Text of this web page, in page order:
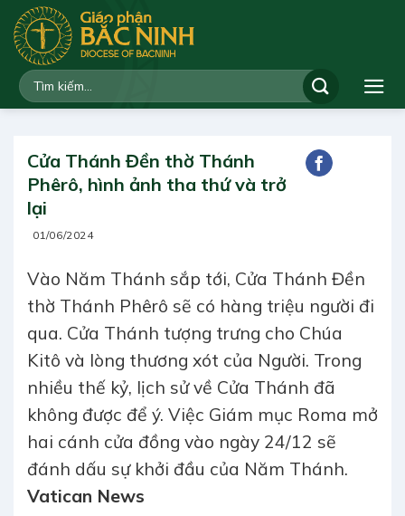
qua
dung
Cửa Thánh Đền thờ Thánh
Phêrô, hình ảnh tha thứ và trở
lại
01/06/2024
Vào Năm Thánh sắp tới, Cửa Thánh Đền
thờ Thánh Phêrô sẽ có hàng triệu người đi
qua. Cửa Thánh tượng trưng cho Chúa
Kitô và lòng thương xót của Người. Trong
nhiều thế kỷ, lịch sử về Cửa Thánh đã
không được để ý. Việc Giám mục Roma mở
hai cánh cửa đồng vào ngày 24/12 sẽ
đánh dấu sự khởi đầu của Năm Thánh.
Vatican News